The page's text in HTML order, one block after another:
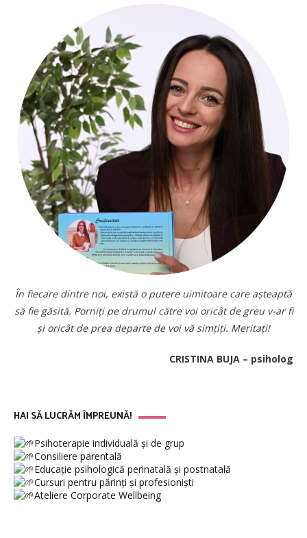
În fiecare dintre noi, există o putere uimitoare care așteaptă
să fie găsită. Porniți pe drumul către voi oricât de greu v-ar fi
și oricât de prea departe de voi vă simțiți. Meritați!
CRISTINA BUJA – psiholog
HAI SĂ LUCRĂM ÎMPREUNĂ!
Psihoterapie individuală și de grup
Consiliere parentală
Educație psihologică perinatală și postnatală
Cursuri pentru părinți și profesioniști
Ateliere Corporate Wellbeing